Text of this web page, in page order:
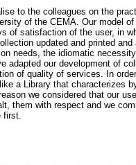
to the colleagues on the
of the CEMA. Our model
of satisfaction of the user, in
updated and printed
needs, the idiomatic
adapted our development of
of quality of services. In
a Library that characterizes
we considered that our
them with respect and we